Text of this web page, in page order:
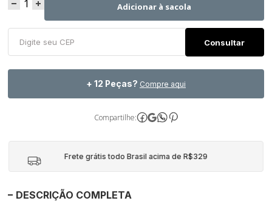
Adicionar à sacola
+ 12 Peças? Compre aqui
Compartilhe:
Frete grátis todo Brasil acima de R$329
DESCRIÇÃO COMPLETA